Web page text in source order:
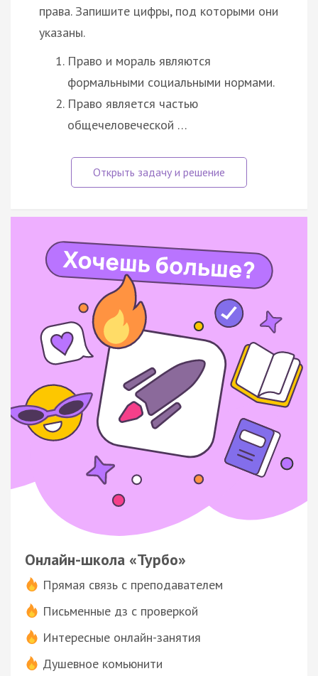
права. Запишите цифры, под которыми они
указаны.
Право и мораль являются
формальными социальными нормами.
Право является частью
общечеловеческой …
Онлайн-школа «Турбо»
Прямая связь с преподавателем
Письменные дз с проверкой
Интересные онлайн-занятия
Душевное комьюнити